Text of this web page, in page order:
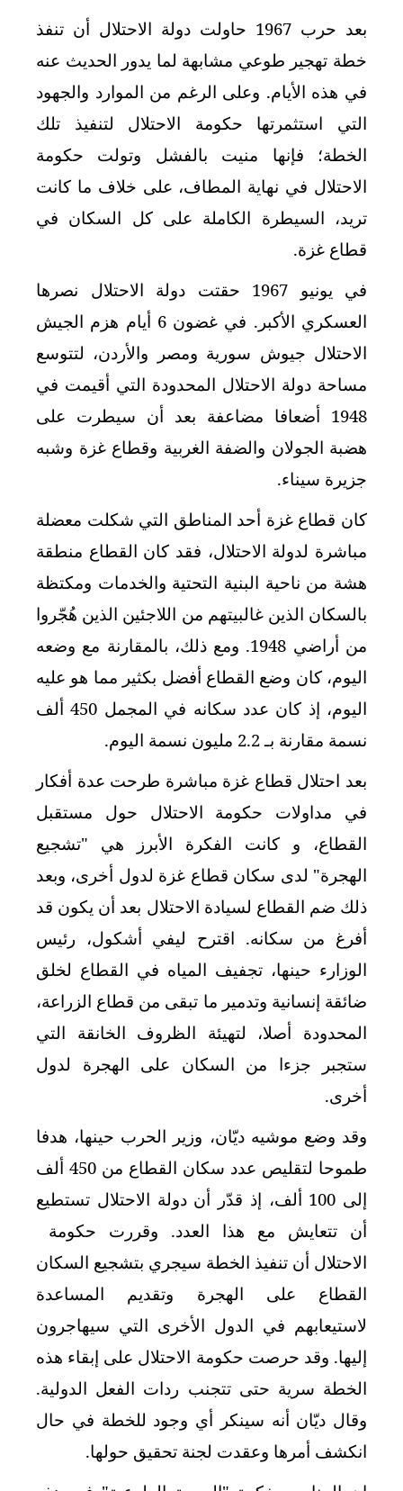
بعد حرب 1967 حاولت دولة الاحتلال أن تنفذ
خطة تهجير طوعي مشابهة لما يدور الحديث عنه
في هذه الأيام. وعلى الرغم من الموارد والجهود
التي استثمرتها حكومة الاحتلال لتنفيذ تلك
الخطة؛ فإنها منيت بالفشل وتولت حكومة
الاحتلال في نهاية المطاف، على خلاف ما كانت
تريد، السيطرة الكاملة على كل السكان في
قطاع غزة.
في يونيو 1967 حقتت دولة الاحتلال نصرها
العسكري الأكبر. في غضون 6 أيام هزم الجيش
الاحتلال جيوش سورية ومصر والأردن، لتتوسع
مساحة دولة الاحتلال المحدودة التي أقيمت في
1948 أضعافا مضاعفة بعد أن سيطرت على
هضبة الجولان والضفة الغربية وقطاع غزة وشبه
جزيرة سيناء.
كان قطاع غزة أحد المناطق التي شكلت معضلة
مباشرة لدولة الاحتلال، فقد كان القطاع منطقة
هشة من ناحية البنية التحتية والخدمات ومكتظة
بالسكان الذين غالبيتهم من اللاجئين الذين هُجّروا
من أراضي 1948. ومع ذلك، بالمقارنة مع وضعه
اليوم، كان وضع القطاع أفضل بكثير مما هو عليه
اليوم، إذ كان عدد سكانه في المجمل 450 ألف
نسمة مقارنة بـ 2.2 مليون نسمة اليوم.
بعد احتلال قطاع غزة مباشرة طرحت عدة أفكار
في مداولات حكومة الاحتلال حول مستقبل
القطاع، و كانت الفكرة الأبرز هي "تشجيع
الهجرة" لدى سكان قطاع غزة لدول أخرى، وبعد
ذلك ضم القطاع لسيادة الاحتلال بعد أن يكون قد
أفرغ من سكانه. اقترح ليفي أشكول، رئيس
الوزارء حينها، تجفيف المياه في القطاع لخلق
ضائقة إنسانية وتدمير ما تبقى من قطاع الزراعة،
المحدودة أصلا، لتهيئة الظروف الخانقة التي
ستجبر جزءا من السكان على الهجرة لدول
أخرى.
وقد وضع موشيه ديّان، وزير الحرب حينها، هدفا
طموحا لتقليص عدد سكان القطاع من 450 ألف
إلى 100 ألف، إذ قدّر أن دولة الاحتلال تستطيع
أن تتعايش مع هذا العدد. وقررت حكومة
الاحتلال أن تنفيذ الخطة سيجري بتشجيع السكان
القطاع على الهجرة وتقديم المساعدة
لاستيعابهم في الدول الأخرى التي سيهاجرون
إليها. وقد حرصت حكومة الاحتلال على إبقاء هذه
الخطة سرية حتى تتجنب ردات الفعل الدولية.
وقال ديّان أنه سينكر أي وجود للخطة في حال
انكشف أمرها وعقدت لجنة تحقيق حولها.